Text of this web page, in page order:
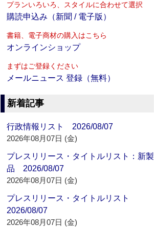
プランいろいろ、スタイルに合わせて選択
購読申込み（新聞 / 電子版）
書籍、電子商材の購入はこちら
オンラインショップ
まずはご登録ください
メールニュース 登録（無料）
新着記事
行政情報リスト 2026/08/07
2026年08月07日 (金)
プレスリリース・タイトルリスト：新製
品 2026/08/07
2026年08月07日 (金)
プレスリリース・タイトルリスト
2026/08/07
2026年08月07日 (金)